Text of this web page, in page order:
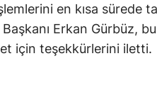
en kısa sürede
Erkan Gürbüz,
için teşekkürlerini iletti.